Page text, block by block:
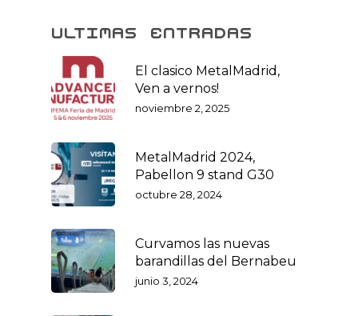
ultimas entradas
El clasico MetalMadrid,
Ven a vernos!
noviembre 2, 2025
MetalMadrid 2024,
Pabellon 9 stand G30
octubre 28, 2024
Curvamos las nuevas
barandillas del Bernabeu
junio 3, 2024